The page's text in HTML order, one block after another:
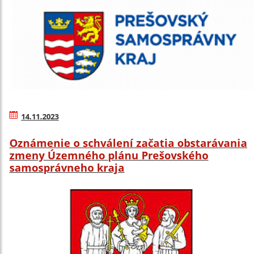
14.11.2023
Oznámenie o schválení začatia obstarávania
zmeny Územného plánu Prešovského
samosprávneho kraja